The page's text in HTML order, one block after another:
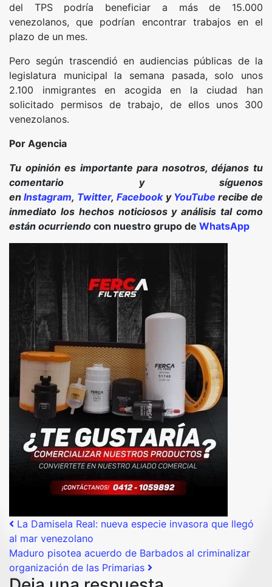
del TPS podría beneficiar a más de 15.000
venezolanos, que podrían encontrar trabajos en el
plazo de un mes.
Pero según trascendió en audiencias públicas de la
legislatura municipal la semana pasada, solo unos
2.100 inmigrantes en acogida en la ciudad han
solicitado permisos de trabajo, de ellos unos 300
venezolanos.
Por Agencia
Tu opinión es importante para nosotros, déjanos tu
comentario y síguenos
enInstagram, Twitter,Facebooky YouTube recibe de
inmediato los hechos noticiosos y análisis tal como
están ocurriendo con nuestro grupo de WhatsApp
Post navigation
La Damisela Real: nueva especie invasora que llegó
al mar venezolano
Maduro pisotea acuerdo de Barbados al criminalizar
organización de las Primarias